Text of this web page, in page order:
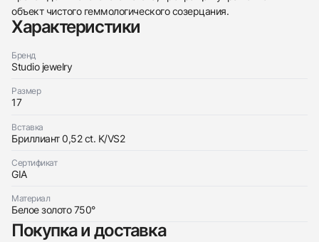
объект чистого геммологического созерцания.
Характеристики
Бренд
Studio jewelry
Размер
17
Вставка
Бриллиант 0,52 ct. K/VS2
Сертификат
GIA
Материал
Белое золото 750°
Покупка и доставка
Купить эти часы
с вами
$2,300
Оставьте ваши контактные данные и мы свяжемся
с вами